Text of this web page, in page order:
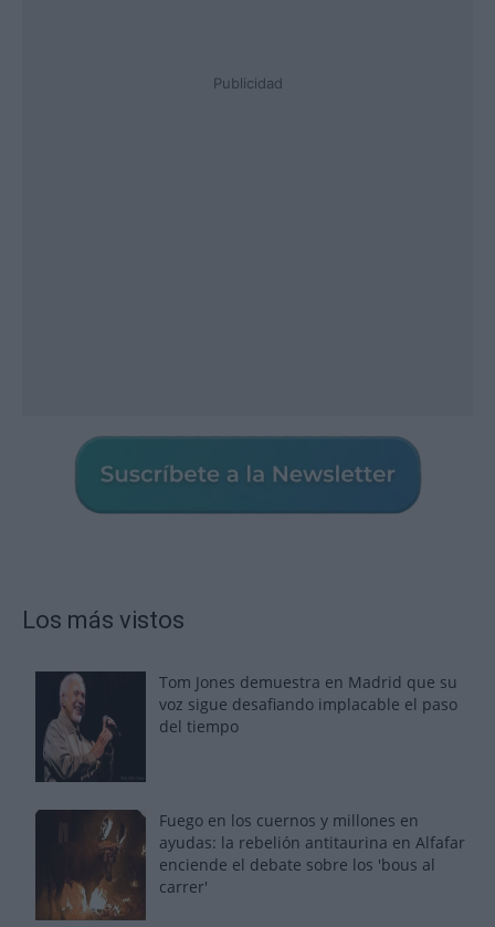
Publicidad
Los más vistos
Tom Jones demuestra en Madrid que su
voz sigue desafiando implacable el paso
del tiempo
Fuego en los cuernos y millones en
ayudas: la rebelión antitaurina en Alfafar
enciende el debate sobre los 'bous al
carrer'